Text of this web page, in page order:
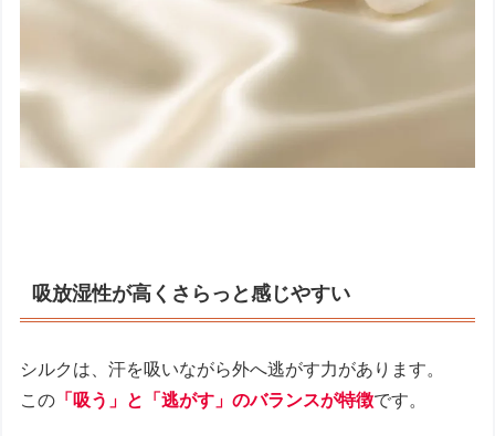
吸放湿性が高くさらっと感じやすい
シルクは、汗を吸いながら外へ逃がす力があります。
この 「吸う」と「逃がす」のバランスが特徴です。